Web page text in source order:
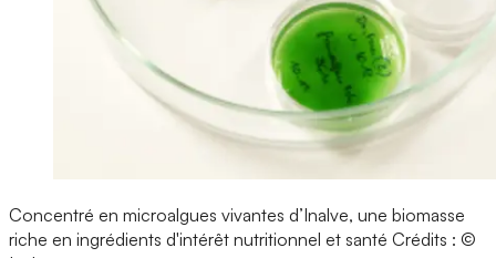
Concentré en microalgues vivantes d’Inalve, une biomasse
riche en ingrédients d'intérêt nutritionnel et santé Crédits : ©